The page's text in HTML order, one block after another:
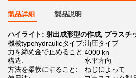
製品詳細 製品説明
ハイライト: 射出成形型の作成, プラスチ
機械typehydraulicタイプ:油圧タイプ
力を締め金で止めること:4000 kn
構造:
水平方向
方法を柔軟にすること:
ねじによって